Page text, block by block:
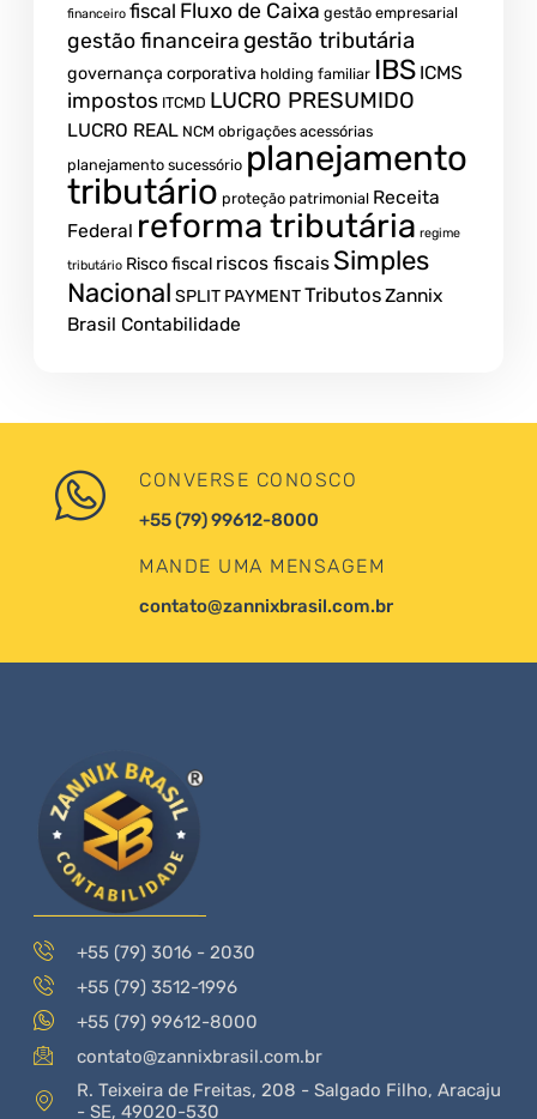
financeiro fiscal Fluxo de Caixa gestão empresarial
gestão financeira gestão tributária
governança corporativa holding familiar IBS ICMS
impostos ITCMD LUCRO PRESUMIDO
LUCRO REAL NCM obrigações acessórias
planejamento sucessório planejamento
tributário proteção patrimonial Receita
Federal reforma tributária regime
tributário Risco fiscal riscos fiscais Simples
Nacional SPLIT PAYMENTTributosZannix
Brasil Contabilidade
CONVERSE CONOSCO
+55 (79) 99612-8000
MANDE UMA MENSAGEM
contato@zannixbrasil.com.br
+55 (79) 3016 - 2030
+55 (79) 3512-1996
+55 (79) 99612-8000
contato@zannixbrasil.com.br
R. Teixeira de Freitas, 208 - Salgado Filho, Aracaju
- SE, 49020-530